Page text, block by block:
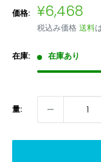
価格: 販
売
価
格
¥6,468
税込み価格 送料
在庫: 在庫あり
量: